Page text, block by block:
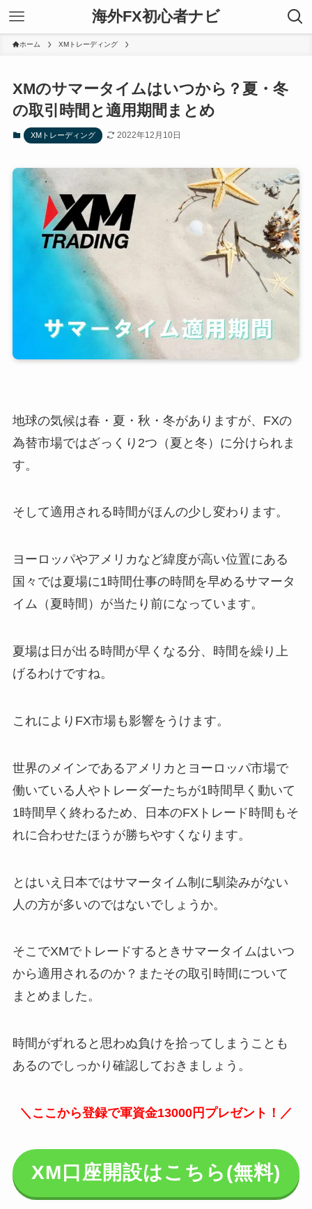
海外FX初心者ナビ
ホーム XMトレーディング
XMのサマータイムはいつから？夏・冬
の取引時間と適用期間まとめ
XMトレーディング 2022年12月10日
地球の気候は春・夏・秋・冬がありますが、FXの
為替市場ではざっくり2つ（夏と冬）に分けられま
す。
そして適用される時間がほんの少し変わります。
ヨーロッパやアメリカなど緯度が高い位置にある
国々では夏場に1時間仕事の時間を早めるサマータ
イム（夏時間）が当たり前になっています。
夏場は日が出る時間が早くなる分、時間を繰り上
げるわけですね。
これによりFX市場も影響をうけます。
世界のメインであるアメリカとヨーロッパ市場で
働いている人やトレーダーたちが1時間早く動いて
1時間早く終わるため、日本のFXトレード時間もそ
れに合わせたほうが勝ちやすくなります。
とはいえ日本ではサマータイム制に馴染みがない
人の方が多いのではないでしょうか。
そこでXMでトレードするときサマータイムはいつ
から適用されるのか？またその取引時間について
まとめました。
時間がずれると思わぬ負けを拾ってしまうことも
あるのでしっかり確認しておきましょう。
＼ここから登録で軍資金13000円プレゼント！／
XM口座開設はこちら(無料)